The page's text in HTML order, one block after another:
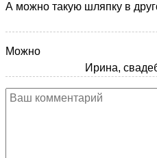
А можно такую шляпку в
Можно
Ирина,